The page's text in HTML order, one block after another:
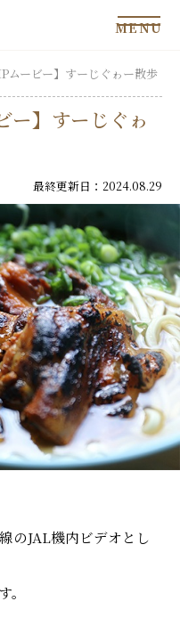
MENU
ムービー】すーじぐゎー散歩
ー】すーじぐゎ
最終更新日：2024.08.29
のJAL機内ビデオとし